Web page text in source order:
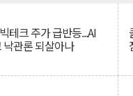
테크 주가 급반등...AI
관론 되살아나